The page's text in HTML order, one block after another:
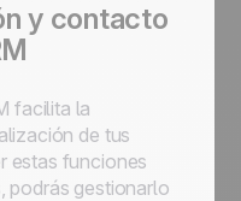
y contacto
facilita la
de tus
estas funciones
podrás gestionarlo